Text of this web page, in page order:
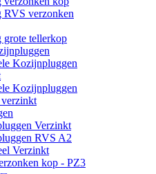
RVS verzonken
grote tellerkop
Kozijnpluggen
Kozijnpluggen
Verzinkt
RVS A2
Verzinkt
kop - PZ3